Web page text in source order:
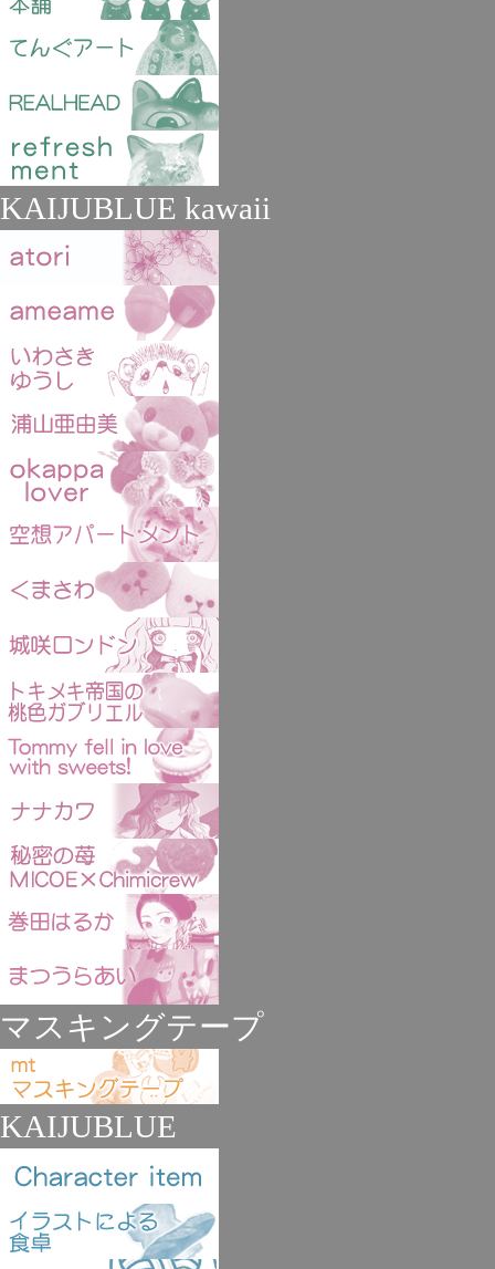
KAIJUBLUE kawaii
マスキングテープ
KAIJUBLUE